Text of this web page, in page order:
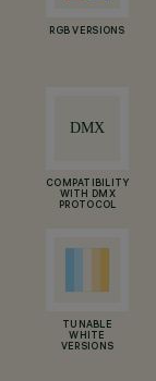
RGB VERSIONS
COMPATIBILITY
WITH DMX
PROTOCOL
TUNABLE
WHITE
VERSIONS